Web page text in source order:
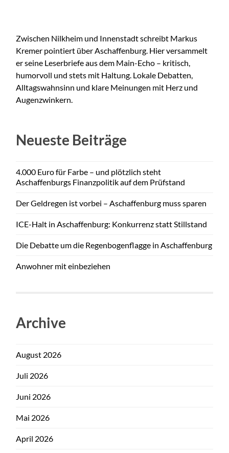
Zwischen Nilkheim und Innenstadt schreibt Markus
Kremer pointiert über Aschaffenburg. Hier versammelt
er seine Leserbriefe aus dem Main-Echo – kritisch,
humorvoll und stets mit Haltung. Lokale Debatten,
Alltagswahnsinn und klare Meinungen mit Herz und
Augenzwinkern.
Neueste Beiträge
4.000 Euro für Farbe – und plötzlich steht
Aschaffenburgs Finanzpolitik auf dem Prüfstand
Der Geldregen ist vorbei – Aschaffenburg muss sparen
ICE-Halt in Aschaffenburg: Konkurrenz statt Stillstand
Die Debatte um die Regenbogenflagge in Aschaffenburg
Anwohner mit einbeziehen
Archive
August 2026
Juli 2026
Juni 2026
Mai 2026
April 2026